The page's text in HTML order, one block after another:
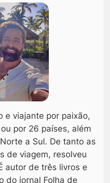
e viajante por paixão,
por 26 países, além
a Sul. De tanto as
de viagem, resolveu
autor de três livros e
do jornal Folha de